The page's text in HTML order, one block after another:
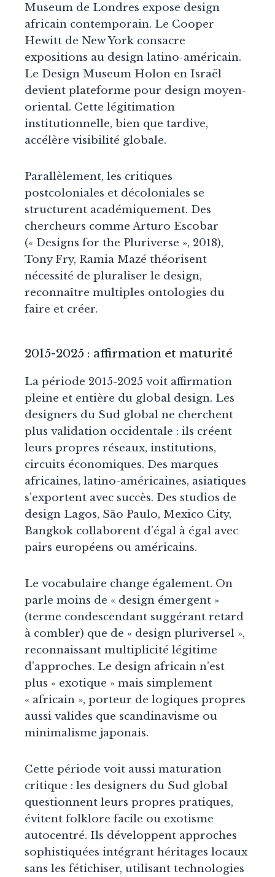
Museum de Londres expose design
africain contemporain. Le Cooper
Hewitt de New York consacre
expositions au design latino-américain.
Le Design Museum Holon en Israël
devient plateforme pour design moyen-
oriental. Cette légitimation
institutionnelle, bien que tardive,
accélère visibilité globale.
Parallèlement, les critiques
postcoloniales et décoloniales se
structurent académiquement. Des
chercheurs comme Arturo Escobar
(« Designs for the Pluriverse », 2018),
Tony Fry, Ramia Mazé théorisent
nécessité de pluraliser le design,
reconnaître multiples ontologies du
faire et créer.
2015-2025 : affirmation et maturité
La période 2015-2025 voit affirmation
pleine et entière du global design. Les
designers du Sud global ne cherchent
plus validation occidentale : ils créent
leurs propres réseaux, institutions,
circuits économiques. Des marques
africaines, latino-américaines, asiatiques
s’exportent avec succès. Des studios de
design Lagos, São Paulo, Mexico City,
Bangkok collaborent d’égal à égal avec
pairs européens ou américains.
Le vocabulaire change également. On
parle moins de « design émergent »
(terme condescendant suggérant retard
à combler) que de « design pluriversel »,
reconnaissant multiplicité légitime
d’approches. Le design africain n’est
plus « exotique » mais simplement
« africain », porteur de logiques propres
aussi valides que scandinavisme ou
minimalisme japonais.
Cette période voit aussi maturation
critique : les designers du Sud global
questionnent leurs propres pratiques,
évitent folklore facile ou exotisme
autocentré. Ils développent approches
sophistiquées intégrant héritages locaux
sans les fétichiser, utilisant technologies